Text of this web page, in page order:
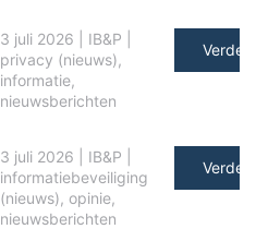
3 juli 2026 IB&P
privacy (nieuws),
informatie,
nieuwsberichten
Verder
3 juli 2026 IB&P
informatiebeveiliging
(nieuws), opinie,
nieuwsberichten
Verder